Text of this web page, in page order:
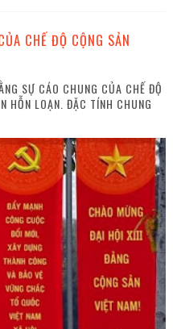
CHẾ ĐỘ CỘNG SẢN
SỰ CÁO CHUNG CỦA CHẾ ĐỘ
HỖN LOẠN. ĐẶC TÍNH CHUNG